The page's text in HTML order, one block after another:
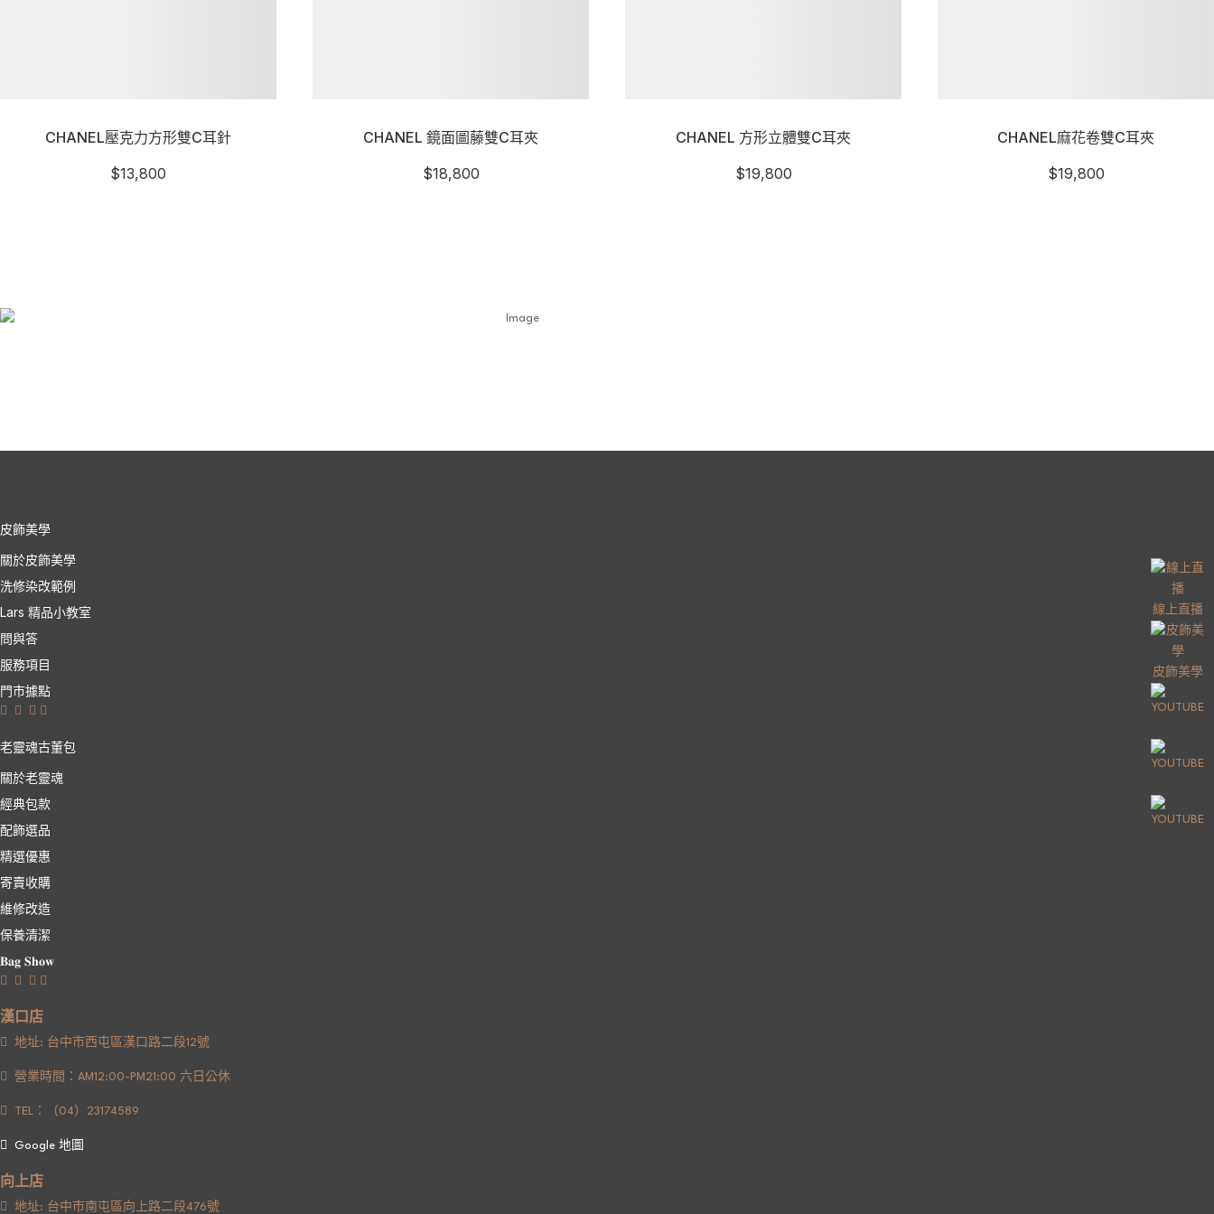
CHANEL壓克力方形雙C耳針
$13,800
CHANEL 鏡面圖藤雙C耳夾
$18,800
CHANEL 方形立體雙C耳夾
$19,800
CHANEL麻花卷雙C耳夾
$19,800
皮飾美學
關於皮飾美學
洗修染改範例
Lars 精品小教室
問與答
服務項目
門市據點
老靈魂古董包
關於老靈魂
經典包款
配飾選品
精選優惠
寄賣收購
維修改造
保養清潔
𝐁𝐚𝐠 𝐒𝐡𝐨𝐰
漢口店
地址: 台中市西屯區漢口路二段12號
營業時間：AM12:00-PM21:00 六日公休
TEL：（04）23174589
Google 地圖
向上店
地址: 台中市南屯區向上路二段476號
線上直播
皮飾美學